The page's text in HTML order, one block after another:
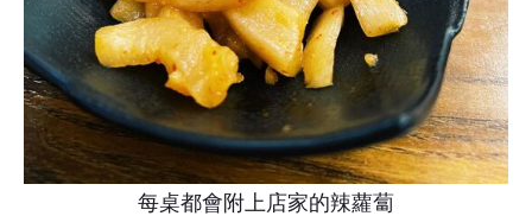
每桌都會附上店家的辣蘿蔔